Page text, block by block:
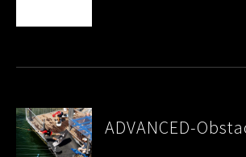
ADVANCED-